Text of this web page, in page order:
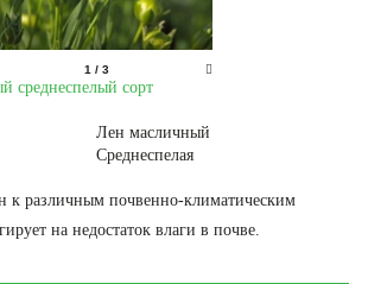
1 / 3
среднеспелый сорт
Лен масличный
Среднеспелая
к различным почвенно-климатическим
на недостаток влаги в почве.